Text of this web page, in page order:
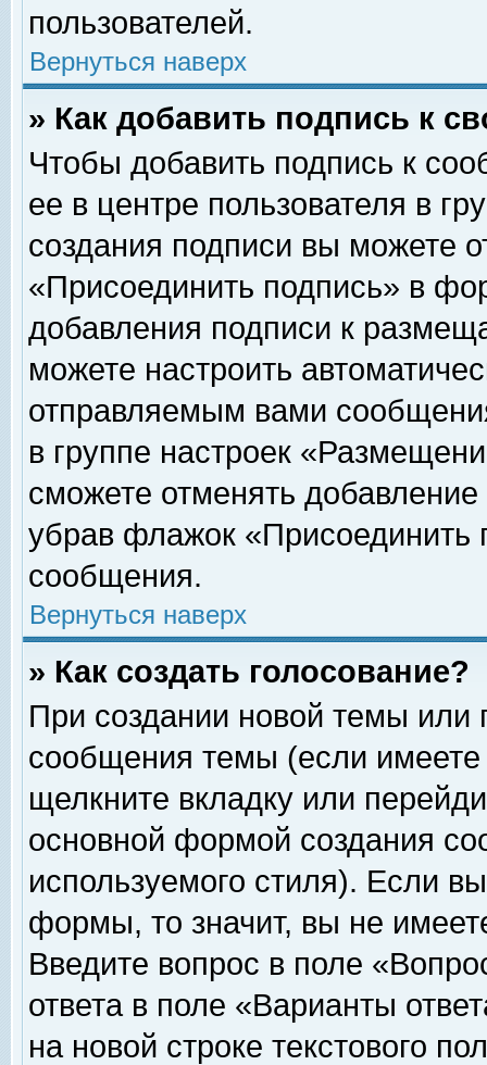
пользователей.
Вернуться наверх
» Как добавить подпись к
Чтобы добавить подпись к
ее в центре пользователя в
создания подписи вы можете
«Присоединить подпись» в
добавления подписи к
можете настроить
отправляемым вами
в группе настроек
сможете отменять
убрав флажок «Присоединить
сообщения.
Вернуться наверх
» Как создать голосование?
При создании новой темы или
сообщения темы (если
щелкните вкладку или
основной формой создания
используемого стиля). Если
формы, то значит, вы не
Введите вопрос в поле
ответа в поле «Варианты
на новой строке текстового